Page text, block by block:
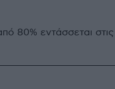
80% εντάσσεται στις